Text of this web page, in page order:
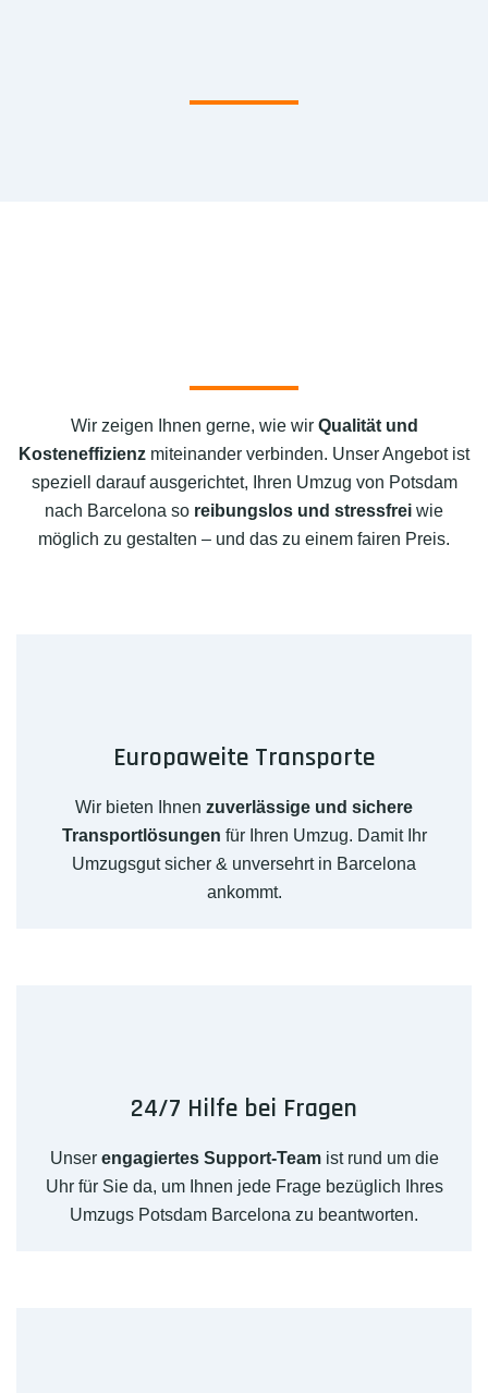
Wir zeigen Ihnen gerne, wie wir Qualität und
Kosteneffizienz miteinander verbinden. Unser Angebot ist
speziell darauf ausgerichtet, Ihren Umzug von Potsdam
nach Barcelona so reibungslos und stressfrei wie
möglich zu gestalten – und das zu einem fairen Preis.
Europaweite Transporte
Wir bieten Ihnen zuverlässige und sichere
Transportlösungen für Ihren Umzug. Damit Ihr
Umzugsgut sicher & unversehrt in Barcelona
ankommt.
24/7 Hilfe bei Fragen
Unser engagiertes Support-Teamist rund um die
Uhr für Sie da, um Ihnen jede Frage bezüglich Ihres
Umzugs Potsdam Barcelona zu beantworten.